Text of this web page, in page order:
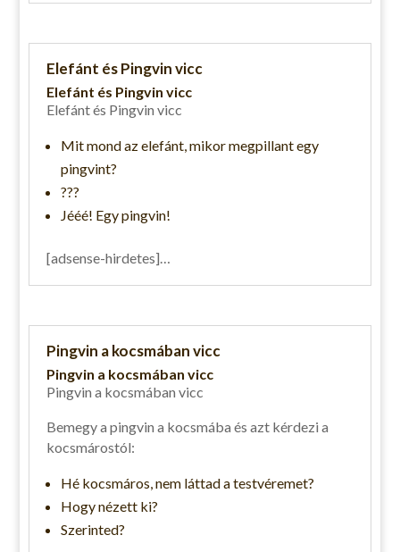
Elefánt és Pingvin vicc
Elefánt és Pingvin vicc
Elefánt és Pingvin vicc
Mit mond az elefánt, mikor megpillant egy
pingvint?
???
Jééé! Egy pingvin!
[adsense-hirdetes]…
Pingvin a kocsmában vicc
Pingvin a kocsmában vicc
Pingvin a kocsmában vicc
Bemegy a pingvin a kocsmába és azt kérdezi a
kocsmárostól:
Hé kocsmáros, nem láttad a testvéremet?
Hogy nézett ki?
Szerinted?